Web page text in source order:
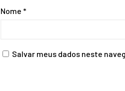
Nome *
Salvar meus dados neste